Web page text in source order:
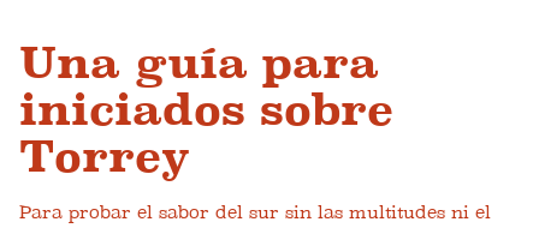
Una guía para
iniciados sobre
Torrey
Para probar el sabor del sur sin las multitudes ni el